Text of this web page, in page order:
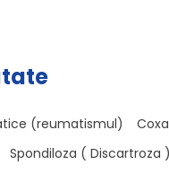
(reumatismul)
Spondiloza ( Discartroza